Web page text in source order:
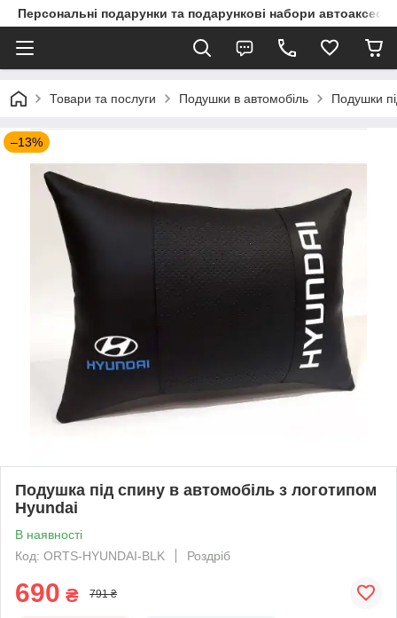
Персональні подарунки та подарункові набори
Товари та послуги Подушки в автомобіль Подушки
–13%
Подушка під спину в автомобіль з логотипом
Hyundai
В наявності
Код: ORTS-HYUNDAI-BLK
Роздріб
690 ₴ 791 ₴